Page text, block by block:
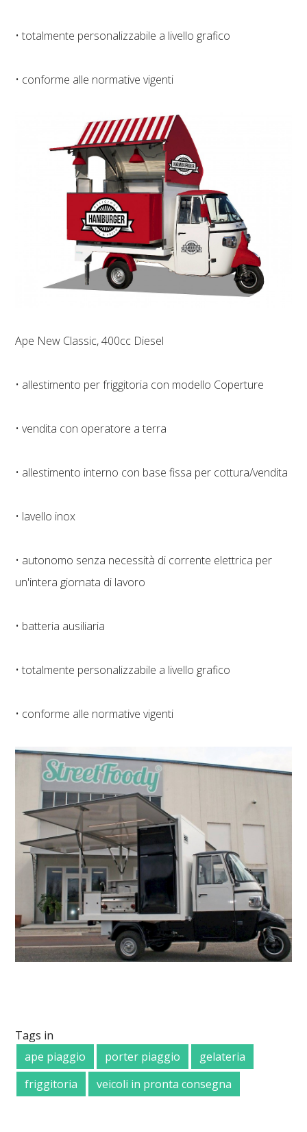
• totalmente personalizzabile a livello grafico
• conforme alle normative vigenti
Ape New Classic, 400cc Diesel
• allestimento per friggitoria con modello Coperture
• vendita con operatore a terra
• allestimento interno con base fissa per cottura/vendita
• lavello inox
• autonomo senza necessità di corrente elettrica per
un'intera giornata di lavoro
• batteria ausiliaria
• totalmente personalizzabile a livello grafico
• conforme alle normative vigenti
Tags in
ape piaggio
porter piaggio
gelateria
friggitoria
veicoli in pronta consegna